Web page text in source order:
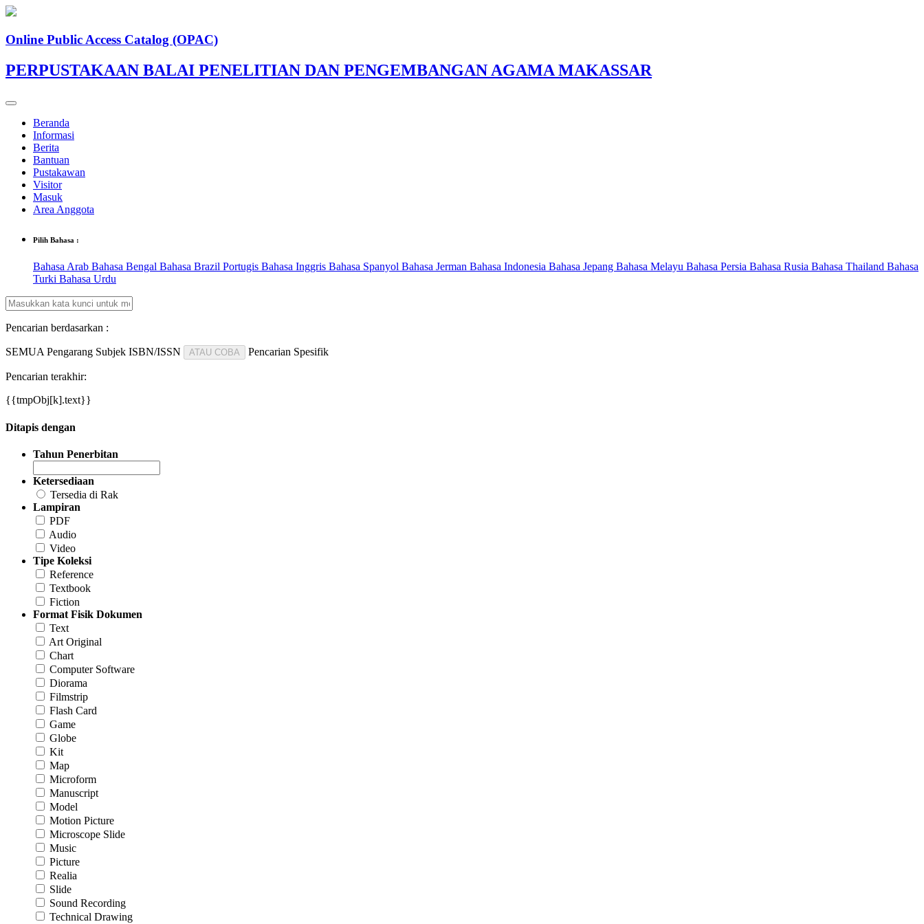
Online Public Access Catalog (OPAC)
PERPUSTAKAAN BALAI PENELITIAN DAN PENGEMBANGAN AGAMA MAKASSAR
Beranda
Informasi
Berita
Bantuan
Pustakawan
Visitor
Masuk
Area Anggota
Pilih Bahasa :
Bahasa Arab Bahasa Bengal Bahasa Brazil Portugis Bahasa Inggris Bahasa Spanyol Bahasa Jerman Bahasa Indonesia Bahasa Jepang Bahasa Melayu Bahasa Persia Bahasa Rusia Bahasa Thailand Bahasa
Turki Bahasa Urdu
Pencarian berdasarkan :
SEMUA Pengarang Subjek ISBN/ISSN ATAU COBA Pencarian Spesifik
Pencarian terakhir:
{{tmpObj[k].text}}
Ditapis dengan
Tahun Penerbitan
Ketersediaan
Tersedia di Rak
Lampiran
PDF
Audio
Video
Tipe Koleksi
Reference
Textbook
Fiction
Format Fisik Dokumen
Text
Art Original
Chart
Computer Software
Diorama
Filmstrip
Flash Card
Game
Globe
Kit
Map
Microform
Manuscript
Model
Motion Picture
Microscope Slide
Music
Picture
Realia
Slide
Sound Recording
Technical Drawing